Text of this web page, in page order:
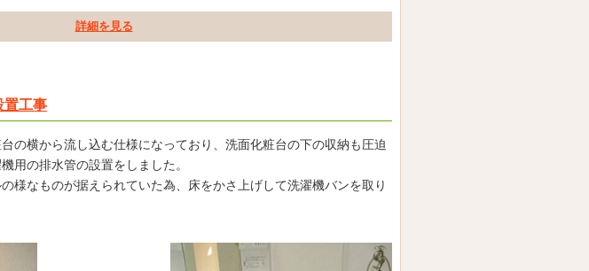
詳細を見る
置工事
の横から流し込む仕様になっており、洗面化粧台の下の収納も圧迫
用の排水管の設置をしました。
様なものが据えられていた為、床をかさ上げして洗濯機バンを取り